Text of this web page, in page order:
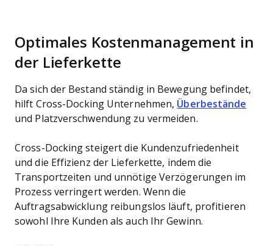
Optimales Kostenmanagement in
der Lieferkette
Da sich der Bestand ständig in Bewegung befindet,
hilft Cross-Docking Unternehmen, Überbestände
und Platzverschwendung zu vermeiden.
Cross-Docking steigert die Kundenzufriedenheit
und die Effizienz der Lieferkette, indem die
Transportzeiten und unnötige Verzögerungen im
Prozess verringert werden. Wenn die
Auftragsabwicklung reibungslos läuft, profitieren
sowohl Ihre Kunden als auch Ihr Gewinn.